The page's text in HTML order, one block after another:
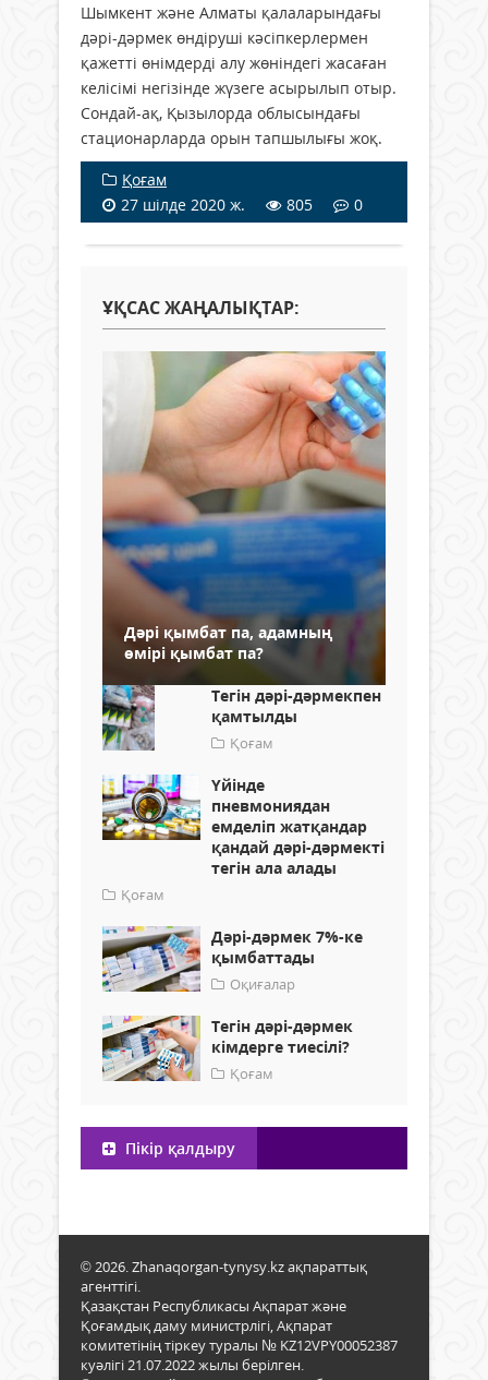
Шымкент және Алматы қалаларындағы
дәрі-дәрмек өндіруші кәсіпкерлермен
қажетті өнімдерді алу жөніндегі жасаған
келісімі негізінде жүзеге асырылып отыр.
Сондай-ақ, Қызылорда облысындағы
стационарларда орын тапшылығы жоқ.
Қоғам
27 шілде 2020 ж.
805 0
ҰҚСАС ЖАҢАЛЫҚТАР:
Дәрі қымбат па, адамның
өмірі қымбат па?
Тегін дәрі-дәрмекпен
қамтылды
Қоғам
Үйінде
пневмониядан
емделіп жатқандар
қандай дәрі-дәрмекті
тегін ала алады
Қоғам
Дәрі-дәрмек 7%-ке
қымбаттады
Оқиғалар
Тегін дәрі-дәрмек
кімдерге тиесілі?
Қоғам
Пікір қалдыру
© 2026. Zhanaqorgan-tynysy.kz ақпараттық
агенттігі.
Қазақстан Республикасы Ақпарат және
Қоғамдық даму министрлігі, Ақпарат
комитетінің тіркеу туралы № KZ12VPY00052387
куәлігі 21.07.2022 жылы берілген.